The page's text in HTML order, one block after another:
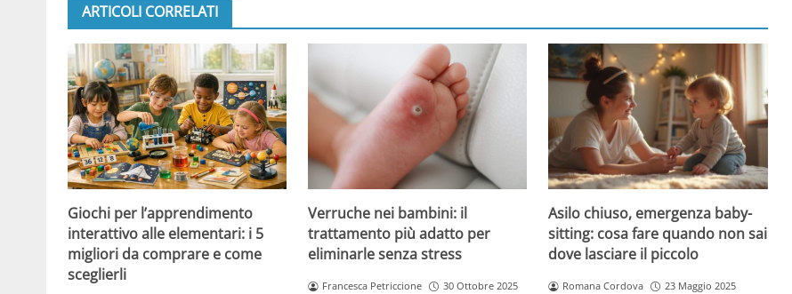
ARTICOLI CORRELATI
Giochi per l’apprendimento
interattivo alle elementari: i 5
migliori da comprare e come
sceglierli
Verruche nei bambini: il
trattamento più adatto per
eliminarle senza stress
Francesca Petriccione 30 Ottobre 2025
Asilo chiuso, emergenza baby-
sitting: cosa fare quando non sai
dove lasciare il piccolo
Romana Cordova 23 Maggio 2025